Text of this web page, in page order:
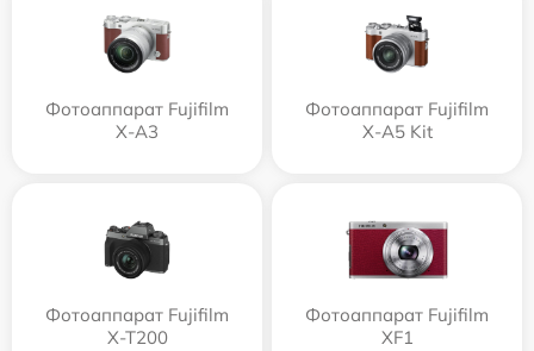
Фотоаппарат Fujifilm
X-A3
Фотоаппарат Fujifilm
X-A5 Kit
Фотоаппарат Fujifilm
X-T200
Фотоаппарат Fujifilm
XF1